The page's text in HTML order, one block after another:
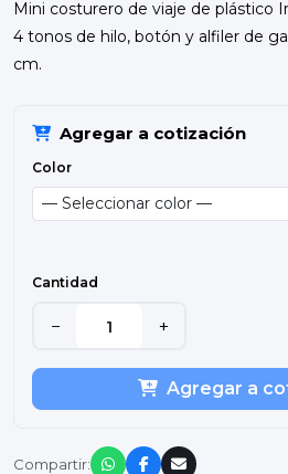
Mini costurero de viaje de plástico
4 tonos de hilo, botón y alfiler de
cm.
Agregar a cotización
Color
Cantidad
− +
Agregar a
Compartir: